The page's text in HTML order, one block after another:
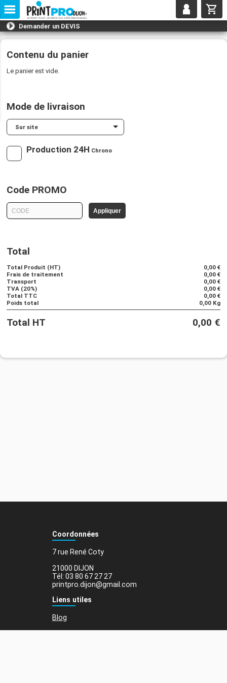
Demander un DEVIS
Entreprise*
Nom
Téléphone
souhaitées.
Contenu du panier
Le panier est vide.
Mode de livraison
Sur site
Production 24H Chrono
Code PROMO
Appliquer
Total
0,00 €
Total Produit (HT)
0,00 €
Frais de traitement
0,00 €
Transport
0,00 €
TVA (20%)
0,00 €
Total TTC
0,00 Kg
Poids total
0,00 €
Total HT
Coordonnées
7 rue René Coty
21000 DIJON
Tél: 03 80 67 27 27
printpro.dijon@gmail.com
Liens utiles
Blog